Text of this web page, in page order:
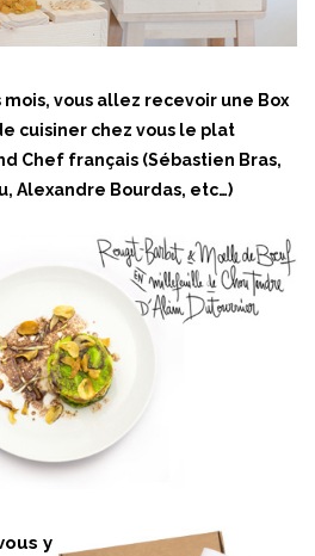
vous allez recevoir une Box
cuisiner chez vous le plat
Chef français (Sébastien Bras,
Alexandre Bourdas, etc…)
y